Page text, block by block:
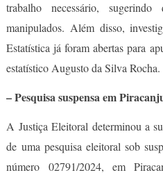
trabalho necessário,
manipulados. Além disso,
Estatística já foram abertas para
estatístico Augusto da Silva Rocha.
– Pesquisa suspensa em
A Justiça Eleitoral determinou a
de uma pesquisa eleitoral sob
número 02791/2024, em